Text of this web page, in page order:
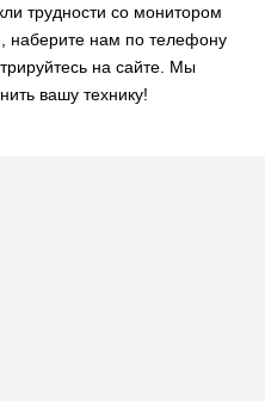
трудности со монитором
наберите нам по телефону
на сайте. Мы
вашу технику!